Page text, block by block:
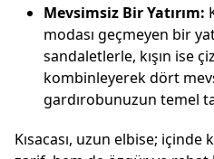
Mevsimsiz Bir Yatırım:
modası geçmeyen bir
sandaletlerle, kışın ise
kombinleyerek dört
gardırobunuzun temel
Kısacası, uzun elbise;